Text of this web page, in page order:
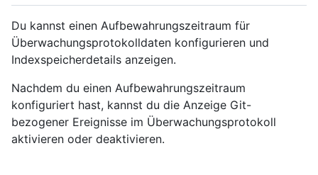
Du kannst einen Aufbewahrungszeitraum für
Überwachungsprotokolldaten konfigurieren und
Indexspeicherdetails anzeigen.
Nachdem du einen Aufbewahrungszeitraum
konfiguriert hast, kannst du die Anzeige Git-
bezogener Ereignisse im Überwachungsprotokoll
aktivieren oder deaktivieren.